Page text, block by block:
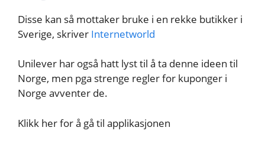
Disse kan så mottaker bruke i en rekke butikker i
Sverige, skriver Internetworld
Unilever har også hatt lyst til å ta denne ideen til
Norge, men pga strenge regler for kuponger i
Norge avventer de.
Klikk her for å gå til applikasjonen